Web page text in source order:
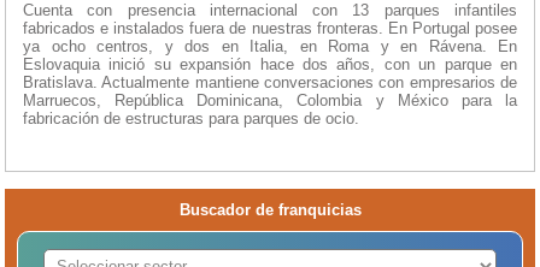
Cuenta con presencia internacional con 13 parques infantiles
fabricados e instalados fuera de nuestras fronteras. En Portugal posee
ya ocho centros, y dos en Italia, en Roma y en Rávena. En
Eslovaquia inició su expansión hace dos años, con un parque en
Bratislava. Actualmente mantiene conversaciones con empresarios de
Marruecos, República Dominicana, Colombia y México para la
fabricación de estructuras para parques de ocio.
Buscador de franquicias